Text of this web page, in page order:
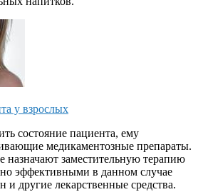
у взрослых
состояние пациента, ему
медикаментозные препараты.
назначают заместительную терапию
эффективными в данном случае
и другие лекарственные средства.